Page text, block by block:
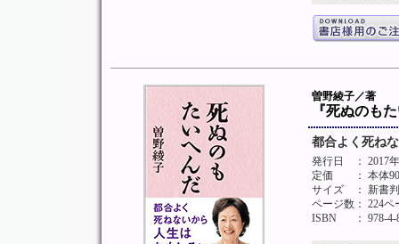
曽野綾子／著
『死ぬのも
都合よく死ね
発行日
： 2017
定価
： 本体
サイズ
： 新書判
ページ数： 224ペ
ISBN
： 978-